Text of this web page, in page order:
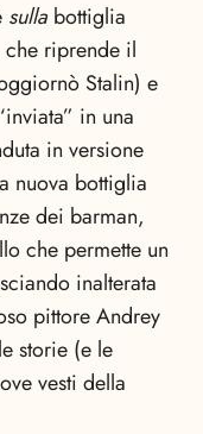
sullabottiglia
riprende il
Stalin) e
in una
in versione
nuova bottiglia
dei barman,
che permette un
inalterata
pittore Andrey
storie (e le
vesti della